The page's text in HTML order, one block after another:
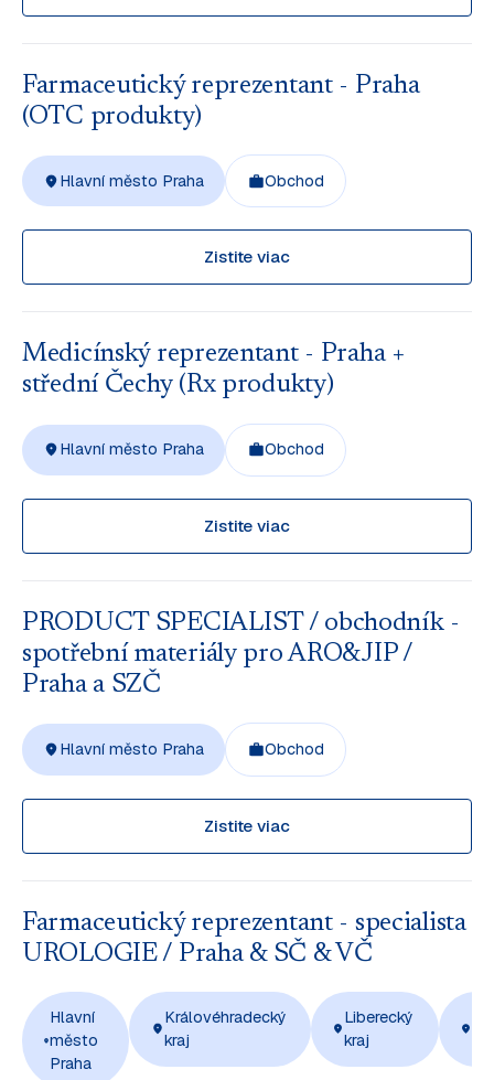
Farmaceutický reprezentant - Praha
(OTC produkty)
Hlavní město Praha Obchod
Zistite viac
Medicínský reprezentant - Praha +
střední Čechy (Rx produkty)
Hlavní město Praha Obchod
Zistite viac
PRODUCT SPECIALIST / obchodník -
spotřební materiály pro ARO&JIP /
Praha a SZČ
Hlavní město Praha Obchod
Zistite viac
Farmaceutický reprezentant - specialista
UROLOGIE / Praha & SČ & VČ
Hlavní
město
Praha
Královéhradecký
kraj
Liberecký
kraj